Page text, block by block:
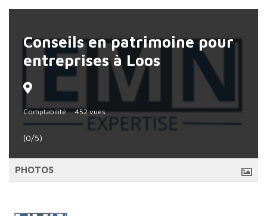
Conseils en patrimoine pour
entreprises à Loos
Comptabilité 452 vues
(0/5)
PHOTOS